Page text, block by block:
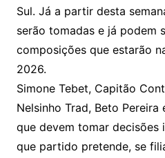
Sul. Já a partir desta
serão tomadas e já podem
composições que estarão
2026.
Simone Tebet, Capitão
Nelsinho Trad, Beto
que devem tomar decisões
que partido pretende, se